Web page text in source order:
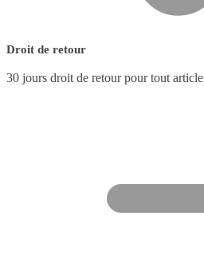
Droit de retour
30 jours droit de retour pour tout article